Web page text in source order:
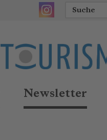
Newsletter